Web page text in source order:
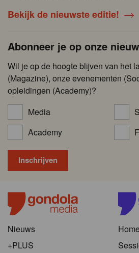
Bekijk de nieuwste editie!
Abonneer je op onze
Wil je op de hoogte blijven van het
(Magazine), onze evenementen
opleidingen (Academy)?
Media
Academy
Nieuws
+PLUS